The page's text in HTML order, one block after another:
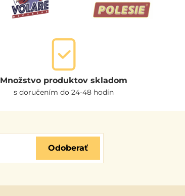
Množstvo produktov skladom
s doručením do 24-48 hodín
Odoberať